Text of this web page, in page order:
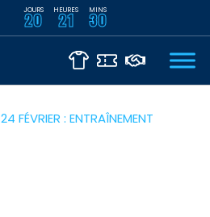
JOURS
20 HEURES
21 MINS
30
24 FÉVRIER : ENTRAÎNEMENT